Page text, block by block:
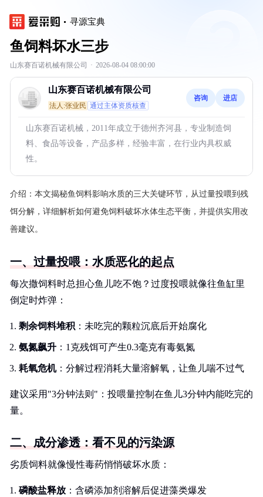
寻源宝典
鱼饲料坏水三步
山东赛百诺机械有限公司 · 2026-08-04 08:00:00
山东赛百诺机械有限公司
法人:张业民 通过主体资质核查
咨询 进店
山东赛百诺机械，2011年成立于德州齐河县，专业制造饲
料、食品等设备，产品多样，经验丰富，在行业内具权威
性。
介绍： 本文揭秘鱼饲料影响水质的三大关键环节，从过量投喂到残
饵分解，详细解析如何避免饲料破坏水体生态平衡，并提供实用改
善建议。
一、过量投喂：水质恶化的起点
每次撒饲料时总担心鱼儿吃不饱？过度投喂就像往鱼缸里
倒定时炸弹：
剩余饲料堆积 ：未吃完的颗粒沉底后开始腐化
氨氮飙升 ：1克残饵可产生0.3毫克有毒氨氮
耗氧危机：分解过程消耗大量溶解氧，让鱼儿喘不过气
建议采用"3分钟法则"：投喂量控制在鱼儿3分钟内能吃完的
量。
二、成分渗透：看不见的污染源
劣质饲料就像慢性毒药悄悄破坏水质：
磷酸盐释放 ：含磷添加剂溶解后促进藻类爆发